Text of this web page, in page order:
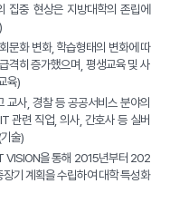
집중 현상은 지방대학의 존립에
문화 변화, 학습형태의 변화에 따
격히 증가했으며, 평생교육 및 사
육)
교사, 경찰 등 공공서비스 분야의
관련 직업, 의사, 간호사 등 실버
술)
VISION을 통해 2015년부터 202
기 계획을 수립하여 대학 특성화